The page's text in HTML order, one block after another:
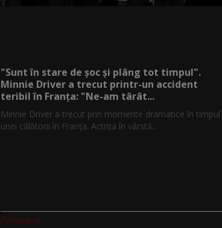
"Sunt în stare de șoc și plâng tot timpul".
Minnie Driver a trecut printr-un accident
teribil în Franța: "Ne-am târât...
Minnie Driver a trecut prin momente dramatice în timpul
unei călătorii în Franța. Actrița în vârstă...
Filmnow.ro